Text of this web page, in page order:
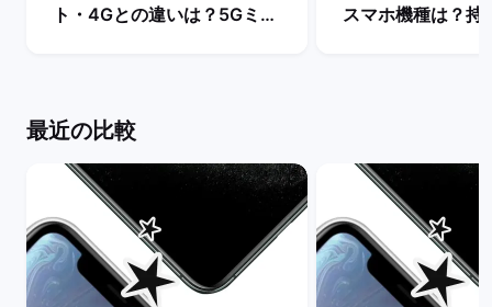
ト・4Gとの違いは？5Gミリ
スマホ機種は？持
最近の比較